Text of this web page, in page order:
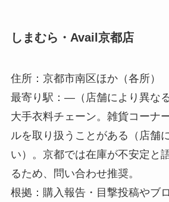
しまむら・Avail京都店
住所：京都市南区ほか（各所）
最寄り駅：—（店舗により異なる
大手衣料チェーン。雑貨コーナ
ルを取り扱うことがある（店舗
い）。京都では在庫が不安定と
るため、問い合わせ推奨。
根拠：購入報告・目撃投稿やブ